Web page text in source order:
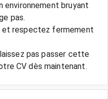
environnement bruyant
pas.
et respectez fermement
pas passer cette
CV dès maintenant.